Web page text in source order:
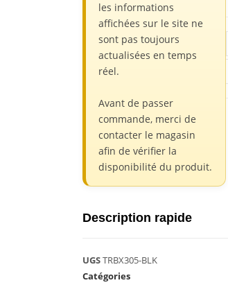
les informations
affichées sur le site ne
sont pas toujours
actualisées en temps
réel.
Avant de passer
commande, merci de
contacter le magasin
afin de vérifier la
disponibilité du produit.
Description rapide
UGSTRBX305-BLK
Catégories